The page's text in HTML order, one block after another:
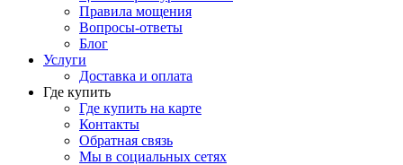
Правила мощения
Вопросы-ответы
Блог
Услуги
Доставка и оплата
Где купить
Где купить на карте
Контакты
Обратная связь
Мы в социальных сетях